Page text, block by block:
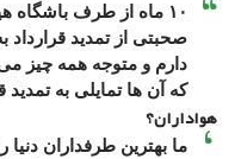
۱۰ ماه از طرف
دارم و متوجه همه
که آن ها تمایلی به تمدید
هواداران؟
ما بهترین طرفداران دنیا